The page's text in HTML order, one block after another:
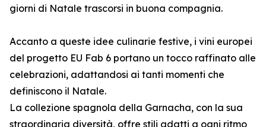
giorni di Natale trascorsi in buona compagnia.
Accanto a queste idee culinarie festive, i vini europei
del progetto EU Fab 6 portano un tocco raffinato alle
celebrazioni, adattandosi ai tanti momenti che
definiscono il Natale.
La collezione spagnola della Garnacha, con la sua
straordinaria diversità, offre stili adatti a ogni ritmo